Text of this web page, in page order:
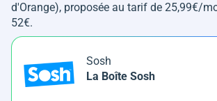
d'Orange), proposée au tarif de 25,99€/
52€.
Sosh
La Boîte Sosh